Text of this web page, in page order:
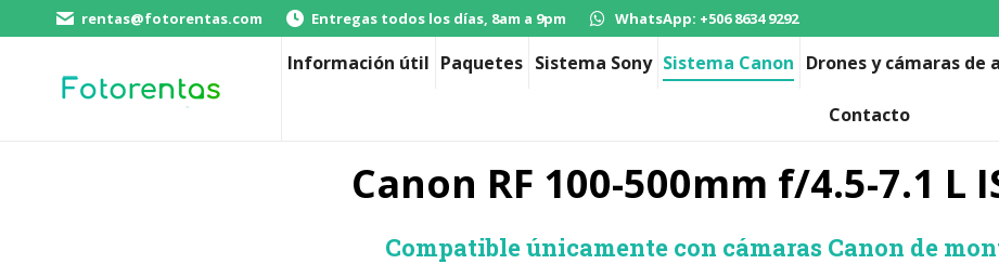
rentas@fotorentas.com Entregas todos los días, 8am a 9pm WhatsApp: +506 8634 9292
Información útil Paquetes Sistema Sony Sistema Canon Drones y cámaras de
Contacto
Canon RF 100-500mm f/4.5-7.1 L
Compatible únicamente con cámaras Canon de